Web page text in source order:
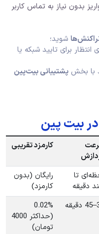
بدون نیاز به تماس کاربر
شوید؛
برای تایید شبکه یا
با بخش پشتیبانی بیت‌پین
بیت‌ پین
کارمزد تقریبی
تا
دقیقه
رایگان (بدون
کارمزد)
0.02%
(حداکثر 4000
تومان)